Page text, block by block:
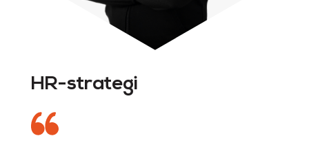
HR-strategi